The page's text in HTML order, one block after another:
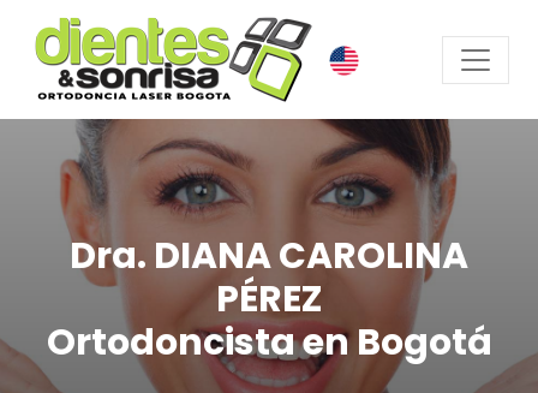
Dra. DIANA CAROLINA
PÉREZ
Ortodoncista en Bogotá